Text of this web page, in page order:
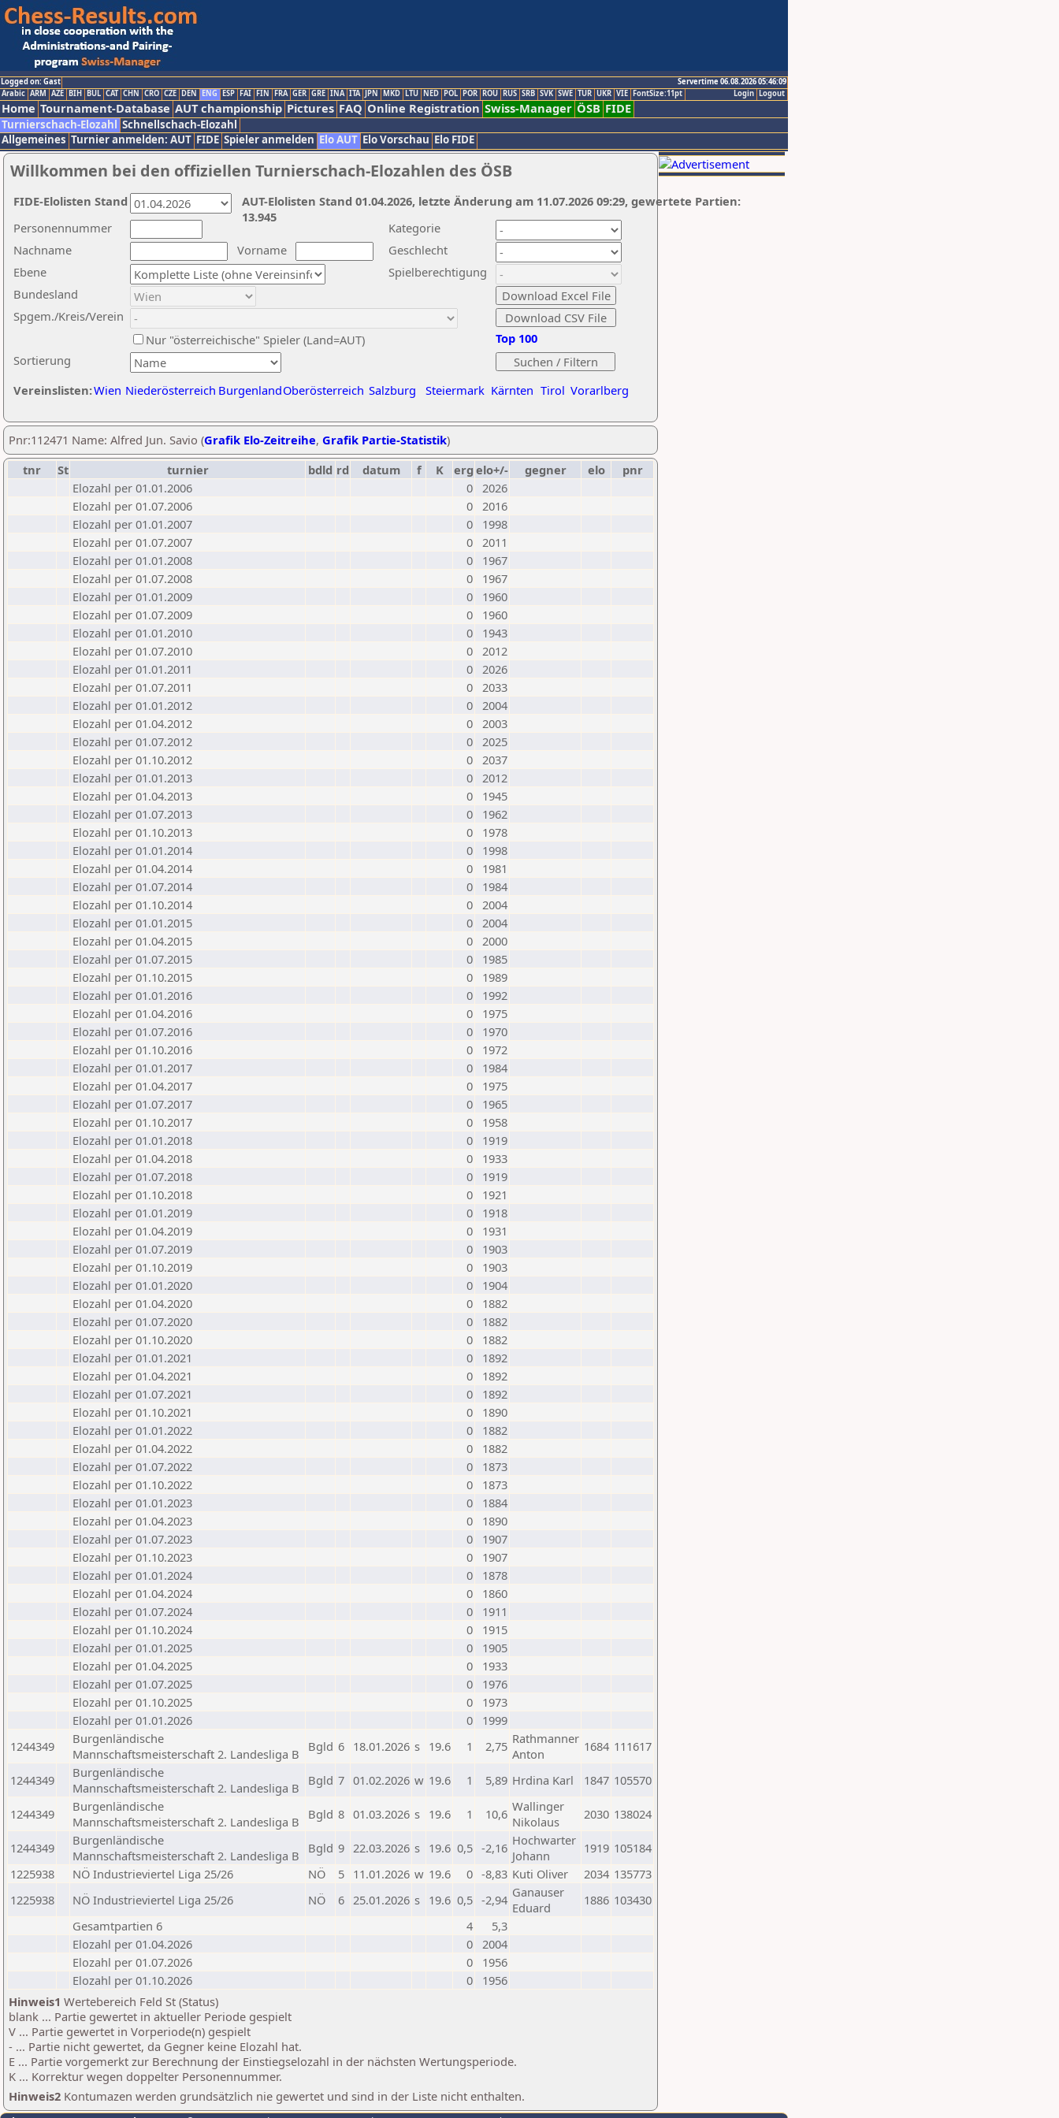
Logged on: Gast
Servertime 06.08.2026 05:46:09
Logout
Login
Arabic ARM AZE BIH BUL CAT CHN CRO CZE DEN ENG ESP FAI FIN FRA GER GRE INA ITA JPN MKD LTU NED POL POR ROU RUS SRB SVK SWE TUR UKR VIE FontSize:11pt
Home Tournament-Database AUT championship Pictures FAQ Online Registration Swiss-Manager ÖSB FIDE
Turnierschach-Elozahl Schnellschach-Elozahl
Allgemeines Turnier anmelden: AUT FIDE Spieler anmelden Elo AUT Elo Vorschau Elo FIDE
Willkommen bei den offiziellen Turnierschach-Elozahlen des ÖSB
Nachname
Vorname
Ebene
Kategorie
Sortierung
Personennummer
Bundesland
Spgem./Kreis/Verein
Geschlecht
Nur "österreichische" Spieler (Land=AUT)
Spielberechtigung
Vereinslisten:Wien Niederösterreich BurgenlandOberösterreich Salzburg Steiermark Kärnten Tirol Vorarlberg
Top 100
AUT-Elolisten Stand 01.04.2026, letzte Änderung am 11.07.2026 09:29, gewertete Partien:
13.945
FIDE-Elolisten Stand
Pnr:112471 Name: Alfred Jun. Savio (Grafik Elo-Zeitreihe, Grafik Partie-Statistik)
tnr
St turnier bdld rd datum f K erg elo+/- gegner elo
pnr
Elozahl per 01.01.2006
0 2026
Elozahl per 01.07.2006
0 2016
Elozahl per 01.01.2007
0
1998
Elozahl per 01.07.2007
0 2011
Elozahl per 01.01.2008
0
1967
Elozahl per 01.07.2008
0
1967
Elozahl per 01.01.2009
0
1960
Elozahl per 01.07.2009
0
1960
Elozahl per 01.01.2010
0
1943
Elozahl per 01.07.2010
0 2012
Elozahl per 01.01.2011
0 2026
Elozahl per 01.07.2011
0 2033
Elozahl per 01.01.2012
0 2004
Elozahl per 01.04.2012
0 2003
Elozahl per 01.07.2012
0 2025
Elozahl per 01.10.2012
0 2037
Elozahl per 01.01.2013
0 2012
Elozahl per 01.04.2013
0
1945
Elozahl per 01.07.2013
0
1962
Elozahl per 01.10.2013
0
1978
Elozahl per 01.01.2014
0
1998
Elozahl per 01.04.2014
0
1981
Elozahl per 01.07.2014
0
1984
Elozahl per 01.10.2014
0 2004
Elozahl per 01.01.2015
0 2004
Elozahl per 01.04.2015
0 2000
Elozahl per 01.07.2015
0
1985
Elozahl per 01.10.2015
0
1989
Elozahl per 01.01.2016
0
1992
Elozahl per 01.04.2016
0
1975
Elozahl per 01.07.2016
0
1970
Elozahl per 01.10.2016
0
1972
Elozahl per 01.01.2017
0
1984
Elozahl per 01.04.2017
0
1975
Elozahl per 01.07.2017
0
1965
Elozahl per 01.10.2017
0
1958
Elozahl per 01.01.2018
0
1919
Elozahl per 01.04.2018
0
1933
Elozahl per 01.07.2018
0
1919
Elozahl per 01.10.2018
0
1921
Elozahl per 01.01.2019
0
1918
Elozahl per 01.04.2019
0
1931
Elozahl per 01.07.2019
0
1903
Elozahl per 01.10.2019
0
1903
Elozahl per 01.01.2020
0
1904
Elozahl per 01.04.2020
0
1882
Elozahl per 01.07.2020
0
1882
Elozahl per 01.10.2020
0
1882
Elozahl per 01.01.2021
0
1892
Elozahl per 01.04.2021
0
1892
Elozahl per 01.07.2021
0
1892
Elozahl per 01.10.2021
0
1890
Elozahl per 01.01.2022
0
1882
Elozahl per 01.04.2022
0
1882
Elozahl per 01.07.2022
0
1873
Elozahl per 01.10.2022
0
1873
Elozahl per 01.01.2023
0
1884
Elozahl per 01.04.2023
0
1890
Elozahl per 01.07.2023
0
1907
Elozahl per 01.10.2023
0
1907
Elozahl per 01.01.2024
0
1878
Elozahl per 01.04.2024
0
1860
Elozahl per 01.07.2024
0
1911
Elozahl per 01.10.2024
0
1915
Elozahl per 01.01.2025
0
1905
Elozahl per 01.04.2025
0
1933
Elozahl per 01.07.2025
0
1976
Elozahl per 01.10.2025
0
1973
Elozahl per 01.01.2026
0
1999
1244349
Burgenländische
Mannschaftsmeisterschaft 2. Landesliga B
Bgld 6 18.01.2026 s 19.6 1 2,75 Rathmanner
Anton
1684 111617
1244349
Burgenländische
Mannschaftsmeisterschaft 2. Landesliga B
Bgld 7 01.02.2026 w 19.6 1 5,89 Hrdina Karl 1847 105570
1244349
Burgenländische
Mannschaftsmeisterschaft 2. Landesliga B
Bgld 8 01.03.2026 s 19.6 1 10,6 Wallinger
Nikolaus
2030 138024
1244349
Burgenländische
Mannschaftsmeisterschaft 2. Landesliga B
Bgld 9 22.03.2026 s 19.6 0,5 -2,16 Hochwarter
Johann
1919 105184
1225938
NÖ Industrieviertel Liga 25/26 NÖ 5 11.01.2026 w 19.6 0 -8,83 Kuti Oliver 2034 135773
1225938
NÖ Industrieviertel Liga 25/26 NÖ 6 25.01.2026 s 19.6 0,5 -2,94 Ganauser
Eduard
1886 103430
Gesamtpartien 6
4
5,3
Elozahl per 01.04.2026
0 2004
Elozahl per 01.07.2026
0
1956
Elozahl per 01.10.2026
0
1956
Hinweis1 Wertebereich Feld St (Status)
blank ... Partie gewertet in aktueller Periode gespielt
V ... Partie gewertet in Vorperiode(n) gespielt
- ... Partie nicht gewertet, da Gegner keine Elozahl hat.
E ... Partie vorgemerkt zur Berechnung der Einstiegselozahl in der nächsten Wertungsperiode.
K ... Korrektur wegen doppelter Personennummer.
Hinweis2 Kontumazen werden grundsätzlich nie gewertet und sind in der Liste nicht enthalten.